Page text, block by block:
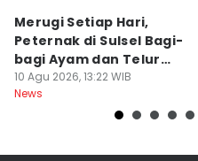
Merugi Setiap Hari,
Peternak di Sulsel Bagi-
bagi Ayam dan Telur
Gratis
10 Agu 2026, 13:22 WIB
News